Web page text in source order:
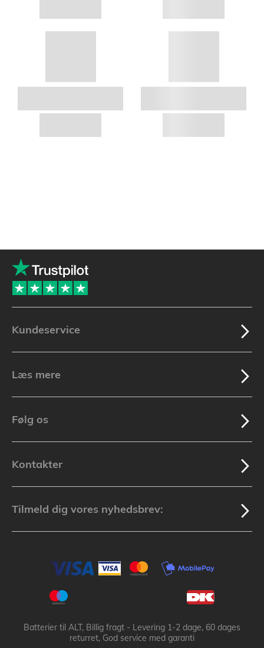
Kundeservice
Læs mere
Følg os
Kontakter
Tilmeld dig vores nyhedsbrev:
Batterier til ALT, Billig fragt - Levering 1-2 dage, 60 dages
returret, God service med garanti